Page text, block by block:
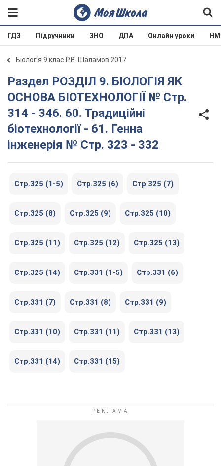
ГДЗ Підручники ЗНО ДПА Онлайн уроки
Біологія 9 клас Р.В. Шаламов 2017
Раздел РОЗДІЛ 9. БІОЛОГІЯ ЯК
ОСНОВА БІОТЕХНОЛОГІЇ № Стр.
314 - 346. 60. Традиційні
біотехнології - 61. Генна
інженерія № Стр. 323 - 332
Стр.325 (1-5) Стр.325 (6) Стр.325 (7)
Стр.325 (8) Стр.325 (9) Стр.325 (10)
Стр.325 (11) Стр.325 (12) Стр.325 (13)
Стр.325 (14) Стр.331 (1-5) Стр.331 (6)
Стр.331 (7) Стр.331 (8) Стр.331 (9)
Стр.331 (10) Стр.331 (11) Стр.331 (13)
Стр.331 (14) Стр.331 (15)